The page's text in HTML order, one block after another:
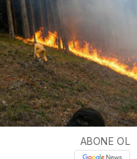
ABONE OL